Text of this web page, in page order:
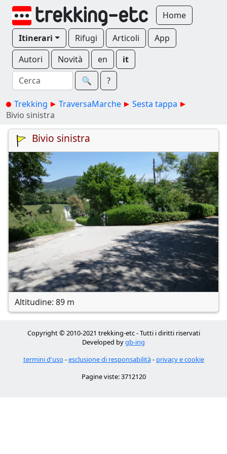
Home
Itinerari Rifugi Articoli
App
Autori
Novità en
it
🔍︎
?
Trekking TraversaMarche
Sesta tappa
Bivio sinistra
Bivio sinistra
Altitudine: 89 m
Copyright © 2010-2021 trekking-etc - Tutti i diritti riservati
Developed bygb-ing
termini d'uso -esclusione di responsabilità- privacy e cookie
Pagine viste: 3712120